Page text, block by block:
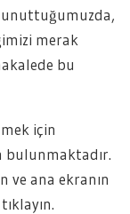
unuttuğumuzda,
merak
bu
için
bulunmaktadır.
ve ana ekranın